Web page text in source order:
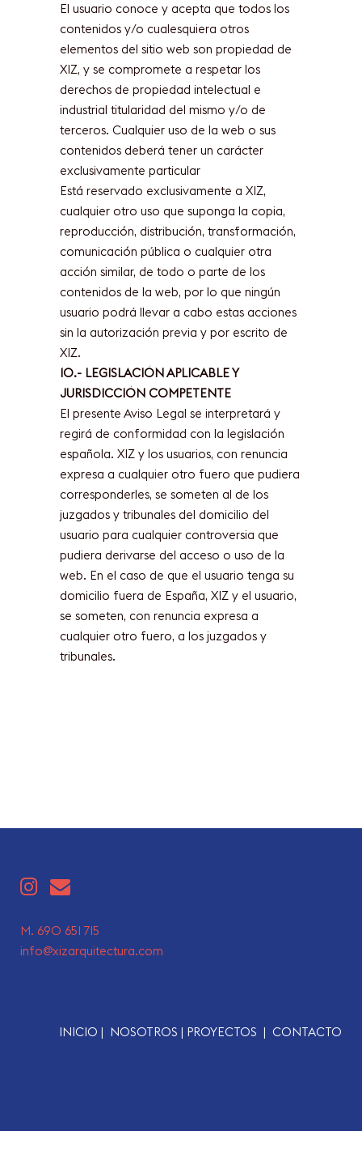
El usuario conoce y acepta que todos los
contenidos y/o cualesquiera otros
elementos del sitio web son propiedad de
XIZ, y se compromete a respetar los
derechos de propiedad intelectual e
industrial titularidad del mismo y/o de
terceros. Cualquier uso de la web o sus
contenidos deberá tener un carácter
exclusivamente particular
Está reservado exclusivamente a XIZ,
cualquier otro uso que suponga la copia,
reproducción, distribución, transformación,
comunicación pública o cualquier otra
acción similar, de todo o parte de los
contenidos de la web, por lo que ningún
usuario podrá llevar a cabo estas acciones
sin la autorización previa y por escrito de
XIZ.
10.- LEGISLACIÓN APLICABLE Y
JURISDICCIÓN COMPETENTE
El presente Aviso Legal se interpretará y
regirá de conformidad con la legislación
española. XIZ y los usuarios, con renuncia
expresa a cualquier otro fuero que pudiera
corresponderles, se someten al de los
juzgados y tribunales del domicilio del
usuario para cualquier controversia que
pudiera derivarse del acceso o uso de la
web. En el caso de que el usuario tenga su
domicilio fuera de España, XIZ y el usuario,
se someten, con renuncia expresa a
cualquier otro fuero, a los juzgados y
tribunales.
M. 690 651 715
info@xizarquitectura.com
INICIO | NOSOTROS | PROYECTOS | CONTACTO